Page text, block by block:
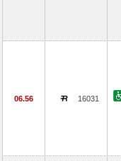
06.56 16031